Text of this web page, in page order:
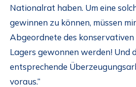
Nationalrat haben. Um eine
gewinnen zu können, müssen
Abgeordnete des
Lagers gewonnen werden! Und
entsprechende
voraus.“